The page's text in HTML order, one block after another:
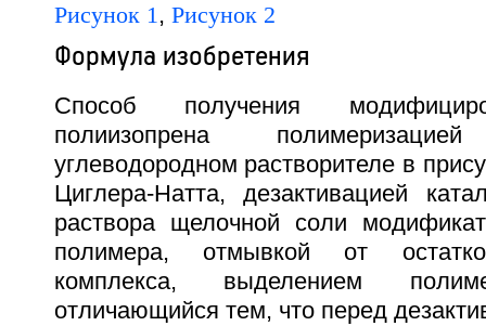
Рисунок 1, Рисунок 2
Формула изобретения
Способ получения
полиизопрена
углеводородном растворителе в
Циглера-Натта, дезактивацией
раствора щелочной соли
полимера, отмывкой от
комплекса, выделением
отличающийся тем, что перед